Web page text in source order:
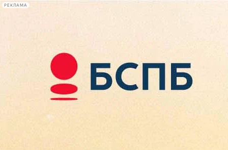
РЕКЛАМА
Сегодня:
2026.08.07
21:39
Афиша Plus